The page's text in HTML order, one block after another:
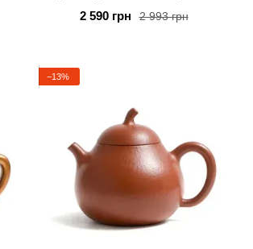
2 993 грн
2 590 грн
−13%